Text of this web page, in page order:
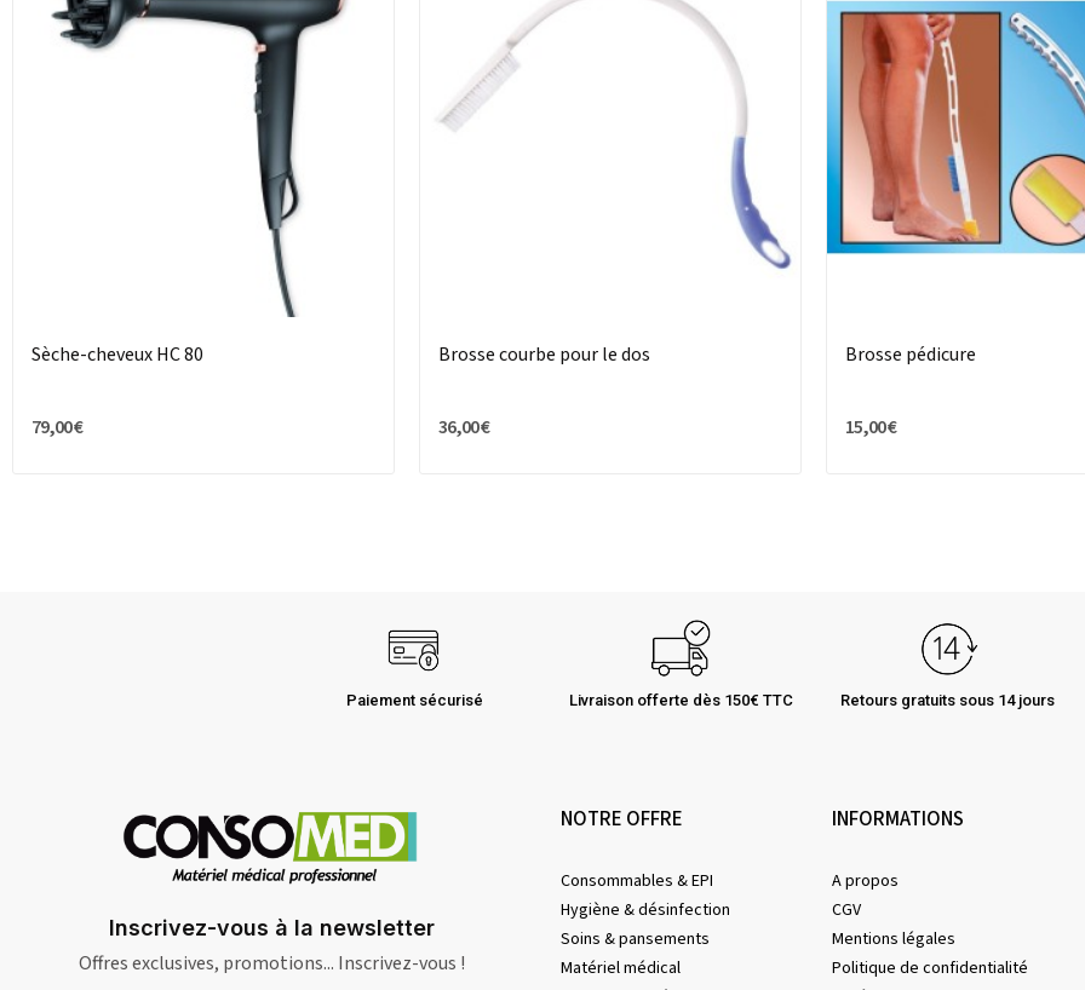
Sèche-cheveux HC 80
79,00 €
Brosse courbe pour le dos
36,00 €
Brosse pédicure
15,00 €
Paiement sécurisé Livraison offerte dès 150€ TTC Retours gratuits sous 14 jours
Inscrivez-vous à la newsletter
Offres exclusives, promotions... Inscrivez-vous !
NOTRE OFFRE
Consommables & EPI
Hygiène & désinfection
Soins & pansements
Matériel médical
INFORMATIONS
A propos
CGV
Mentions légales
Politique de confidentialité